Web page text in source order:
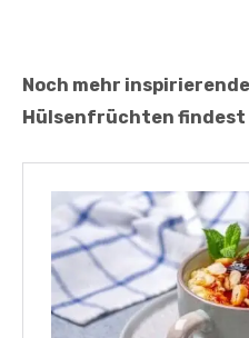
Noch mehr
Hülsenfrüchten findest